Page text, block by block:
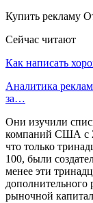
Купить рекламу
Сейчас читают
Как написать
Аналитика
за…
Они изучили
компаний США с
что только
100, были
менее эти
дополнительного
рыночной